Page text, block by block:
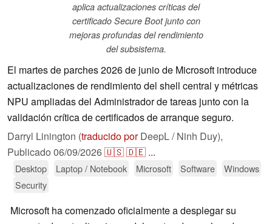
aplica actualizaciones críticas del
certificado Secure Boot junto con
mejoras profundas del rendimiento
del subsistema.
El martes de parches 2026 de junio de Microsoft introduce
actualizaciones de rendimiento del shell central y métricas
NPU ampliadas del Administrador de tareas junto con la
validación crítica de certificados de arranque seguro.
Darryl Linington (traducido porDeepL / Ninh Duy),
Publicado 06/09/2026🇺🇸🇩🇪 ...
Desktop Laptop / Notebook Microsoft Software
Windows
Security
Microsoft ha comenzado oficialmente a desplegar su